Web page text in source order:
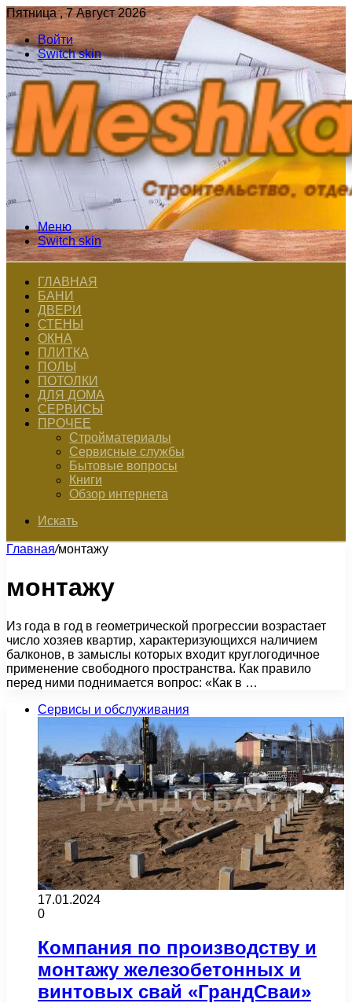
Пятница , 7 Август 2026
Войти
Switch skin
Меню
Switch skin
ГЛАВНАЯ
БАНИ
ДВЕРИ
СТЕНЫ
ОКНА
ПЛИТКА
ПОЛЫ
ПОТОЛКИ
ДЛЯ ДОМА
СЕРВИСЫ
ПРОЧЕЕ
Стройматериалы
Сервисные службы
Бытовые вопросы
Книги
Обзор интернета
Искать
Главная/монтажу
монтажу
Из года в год в геометрической прогрессии возрастает
число хозяев квартир, характеризующихся наличием
балконов, в замыслы которых входит круглогодичное
применение свободного пространства. Как правило
перед ними поднимается вопрос: «Как в …
Сервисы и обслуживания
17.01.2024
0
Компания по производству и
монтажу железобетонных и
винтовых свай «ГрандСваи»